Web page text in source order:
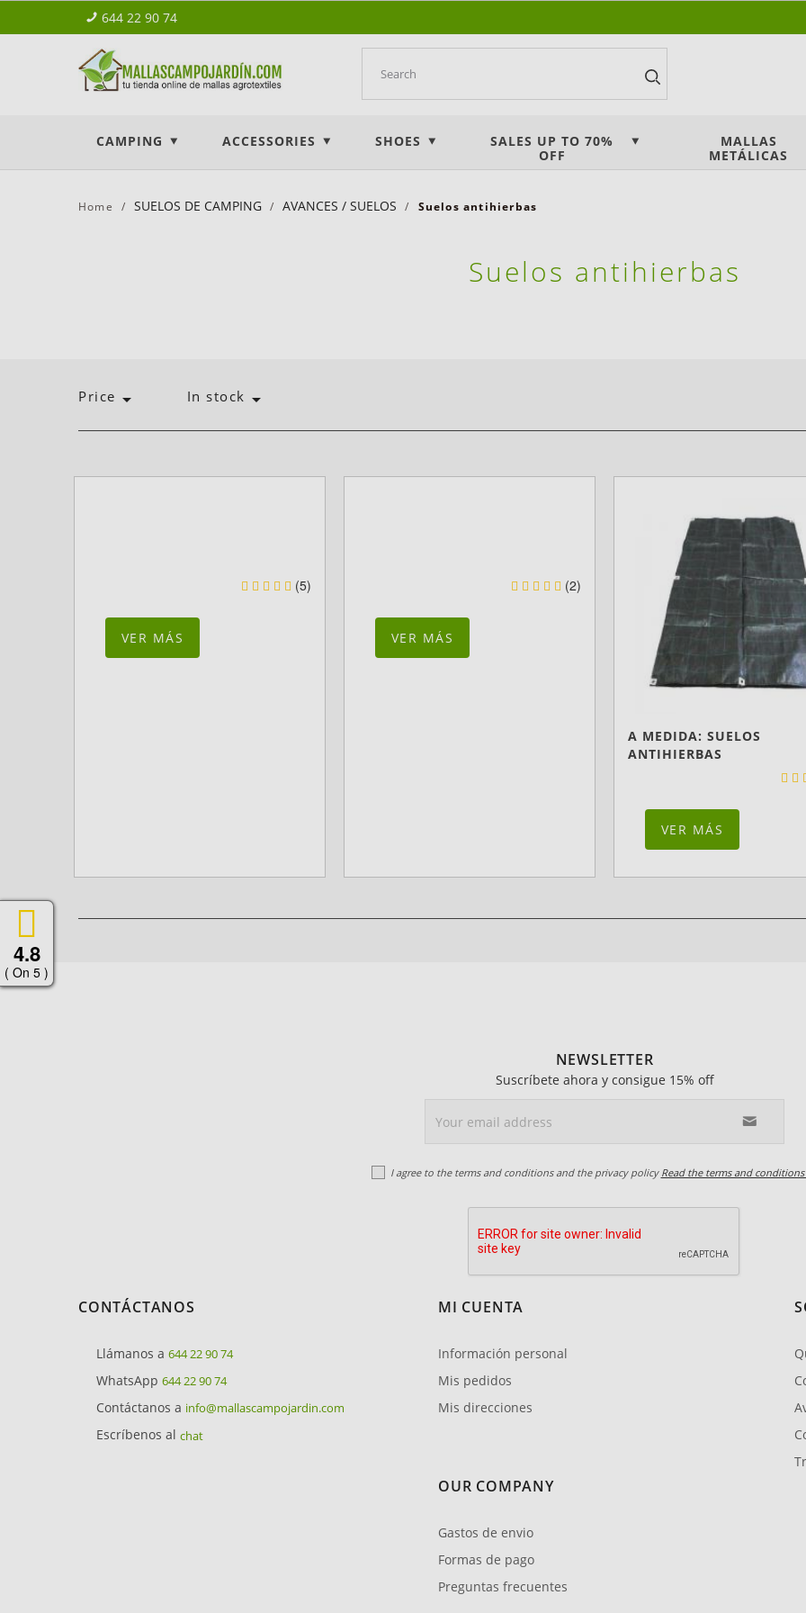
4.8
( On 5 )
644 22 90 74
CAMPING ACCESSORIES SHOES
SALES UP TO 70%
OFF
MALLAS
METÁLICAS
Home SUELOS DE CAMPING AVANCES / SUELOS Suelos antihierbas
Suelos antihierbas
Price  In stock 
VER MÁS
(5)
VER MÁS
(2)
A MEDIDA: SUELOS
ANTIHIERBAS
VER MÁS
NEWSLETTER
Suscríbete ahora y consigue 15% off
I agree to the terms and conditions and the privacy policy Read the terms and
CONTÁCTANOS
Llámanos a 644 22 90 74
WhatsApp 644 22 90 74
Contáctanos a info@mallascampojardin.com
Escríbenos al chat
MI CUENTA
Información personal
Mis pedidos
Mis direcciones
OUR COMPANY
Gastos de envio
Formas de pago
Preguntas frecuentes